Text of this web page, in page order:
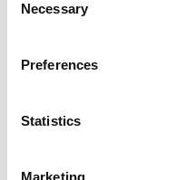
Selection
Necessary
Preferences
Statistics
Marketing
VERGELIJK